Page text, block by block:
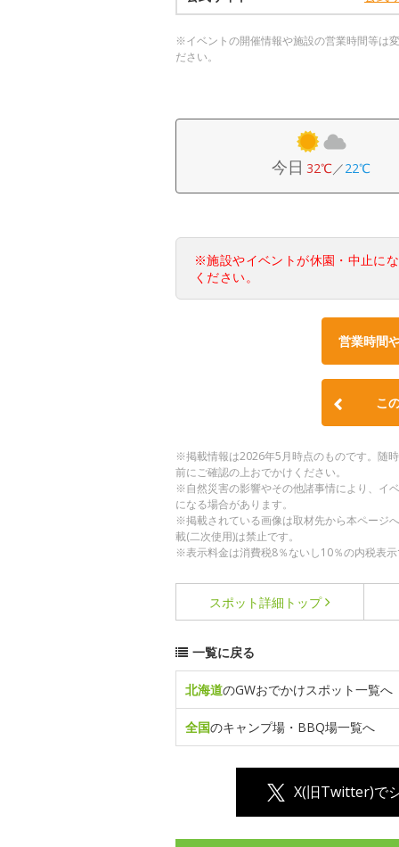
※イベントの開催情報や施設の営業時間等は
ださい。
今日 32℃／22℃
※施設やイベントが休園・中止に
ください。
営業時間
こ
※掲載情報は2026年5月時点のものです。随
前にご確認の上おでかけください。
※自然災害の影響やその他諸事情により、イ
になる場合があります。
※掲載されている画像は取材先から本ページ
載(二次使用)は禁止です。
※表示料金は消費税8％ないし10％の内税表
スポット詳細 トップ
一覧に戻る
北海道のGWおでかけスポット一覧へ
全国のキャンプ場・BBQ場一覧へ
X(旧Twitter)で